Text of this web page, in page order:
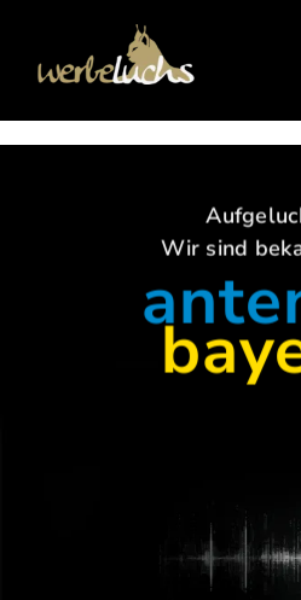
springen
Wir sind